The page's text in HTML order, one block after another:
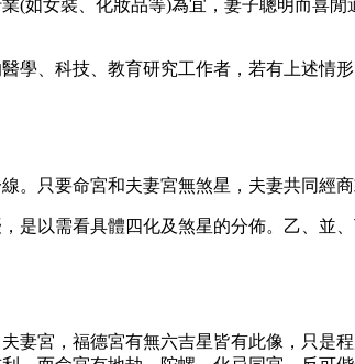
(如女裝、化妝品等)為宜，妻子聰明而喜
學、科技、教育研究工作者，若有上述情
只要命宮和夫​​妻宮無煞星，夫妻共同經
是以需看具體四化及煞星的分佈。乙、並
妻宮，福德宮有無六吉星皆有此像，只是